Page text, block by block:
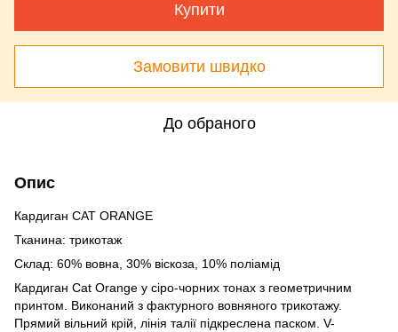
Купити
Замовити швидко
До обраного
Опис
Кардиган CAT ORANGE
Тканина: трикотаж
Склад: 60% вовна, 30% віскоза, 10% поліамід
Кардиган Cat Orange у сіро-чорних тонах з геометричним
принтом. Виконаний з фактурного вовняного трикотажу.
Прямий вільний крій, лінія талії підкреслена паском. V-